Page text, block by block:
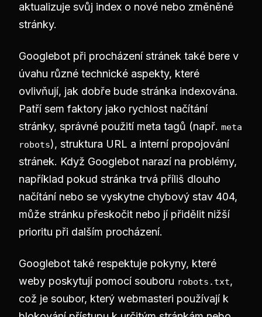
aktualizuje svůj index o nové nebo změněné
stránky.
Googlebot při procházení stránek také bere v
úvahu různé technické aspekty, které
ovlivňují, jak dobře bude stránka indexována.
Patří sem faktory jako rychlost načítání
stránky, správné použití meta tagů (např. meta
robots), struktura URL a interní propojování
stránek. Když Googlebot narazí na problémy,
například pokud stránka trvá příliš dlouho
načítání nebo se vyskytne chybový stav 404,
může stránku přeskočit nebo jí přidělit nižší
prioritu při dalším procházení.
Googlebot také respektuje pokyny, které
weby poskytují pomocí souboru robots.txt,
což je soubor, který webmasteri používají k